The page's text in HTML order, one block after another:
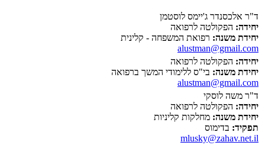
ד"ר אלכסנדר ג'יימס לוסטמן
יחידה: הפקולטה לרפואה
יחידת משנה: רפואת המשפחה - קלינית
alustman@gmail.com
יחידה: הפקולטה לרפואה
יחידת משנה: בי"ס ללימודי המשך ברפואה
alustman@gmail.com
ד"ר משה לוסקי
יחידה: הפקולטה לרפואה
יחידת משנה: מחלקות קליניות
תפקיד: בדימוס
mlusky@zahav.net.il